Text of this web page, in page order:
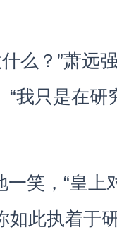
么？”萧远
“我只是在研
一笑，“皇上
如此执着于